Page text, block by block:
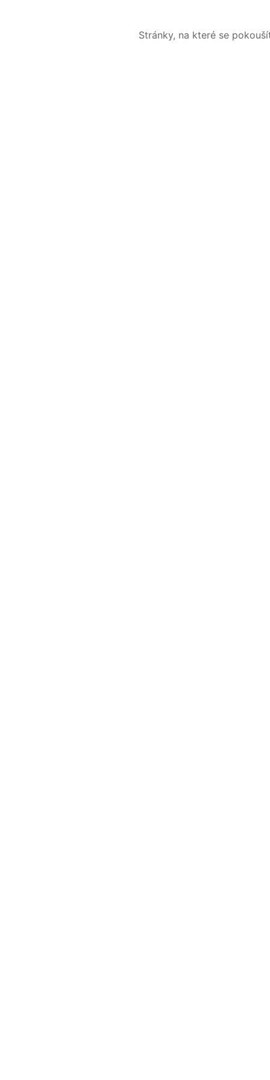
Stránky, na které se